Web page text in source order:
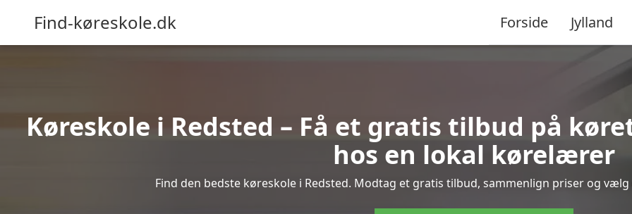
Find-køreskole.dk Forside Jylland
Køreskole i Redsted – Få et gratis tilbud på
hos en lokal kørelærer
Find den bedste køreskole i Redsted. Modtag et gratis tilbud, sammenlign priser og